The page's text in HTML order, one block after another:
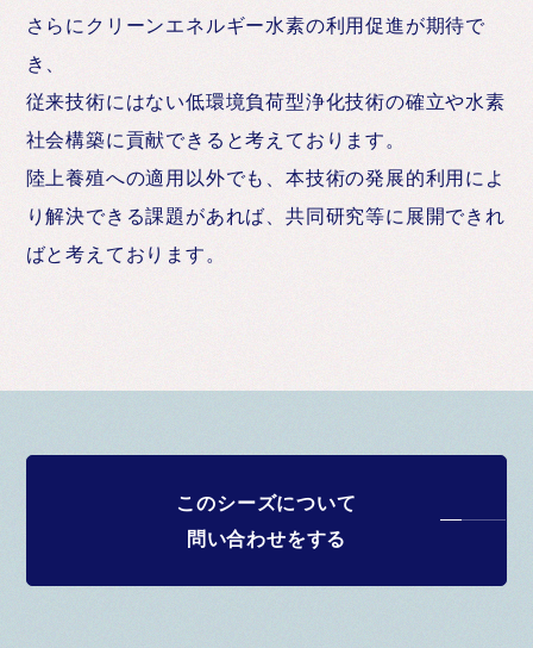
さらにクリーンエネルギー水素の利用促進が期待で
き、
従来技術にはない低環境負荷型浄化技術の確立や水素
社会構築に貢献できると考えております。
陸上養殖への適用以外でも、本技術の発展的利用によ
り解決できる課題があれば、共同研究等に展開できれ
ばと考えております。
このシーズについて
問い合わせをする